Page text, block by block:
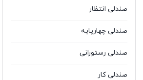
صندلی انتظار
صندلی چهارپایه
صندلی رستورانی
صندلی کار